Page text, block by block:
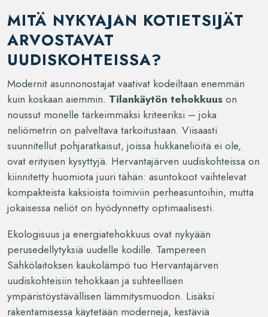
MITÄ NYKYAJAN KOTIETSIJÄT
ARVOSTAVAT
UUDISKOHTEISSA?
Modernit asunnonostajat vaativat kodeiltaan enemmän
kuin koskaan aiemmin. Tilankäytön tehokkuuson
noussut monelle tärkeimmäksi kriteeriksi – joka
neliömetrin on palveltava tarkoitustaan. Viisaasti
suunnitellut pohjaratkaisut, joissa hukkaneliöitä ei ole,
ovat erityisen kysyttyjä. Hervantajärven uudiskohteissa on
kiinnitetty huomiota juuri tähän: asuntokoot vaihtelevat
kompakteista kaksioista toimiviin perheasuntoihin, mutta
jokaisessa neliöt on hyödynnetty optimaalisesti.
Ekologisuus ja energiatehokkuus ovat nykyään
perusedellytyksiä uudelle kodille. Tampereen
Sähkölaitoksen kaukolämpö tuo Hervantajärven
uudiskohteisiin tehokkaan ja suhteellisen
ympäristöystävällisen lämmitysmuodon. Lisäksi
rakentamisessa käytetään moderneja, kestäviä